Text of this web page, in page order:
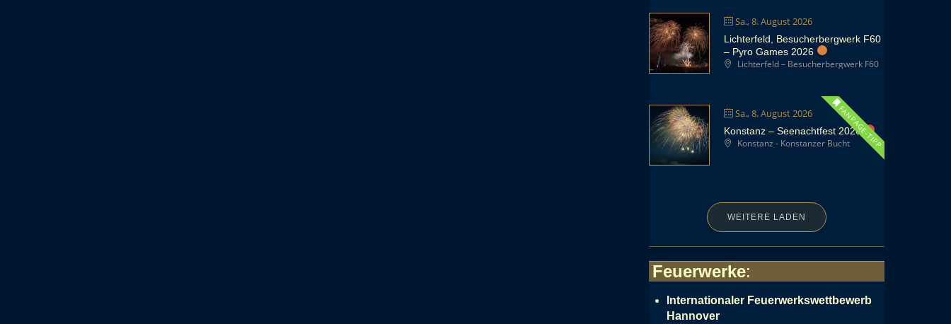
Sa., 8. August 2026
Lichterfeld, Besucherbergwerk F60
– Pyro Games 2026
Lichterfeld – Besucherbergwerk F60
Sa., 8. August 2026 FANPAGE-TIPP
Konstanz – Seenachtfest 2026
Konstanz - Konstanzer Bucht
WEITERE LADEN
Feuerwerke:
Internationaler Feuerwerkswettbewerb
Hannover